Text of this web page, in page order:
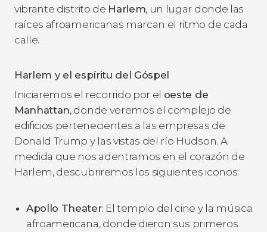
vibrante distrito de Harlem, un lugar donde las
raíces afroamericanas marcan el ritmo de cada
calle.
Harlem y el espíritu del Góspel
Iniciaremos el recorrido por el oeste de
Manhattan, donde veremos el complejo de
edificios pertenecientes a las empresas de
Donald Trump y las vistas del río Hudson. A
medida que nos adentramos en el corazón de
Harlem, descubriremos los siguientes iconos:
Apollo Theater: El templo del cine y la música
afroamericana, donde dieron sus primeros